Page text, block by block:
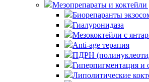
Мезопрепараты и коктейли
Биорепаранты
Гиалуронидаза
Мезококтейли с
Anti-age терапия
ПДРН
Гиперпигментация и
Липолитические